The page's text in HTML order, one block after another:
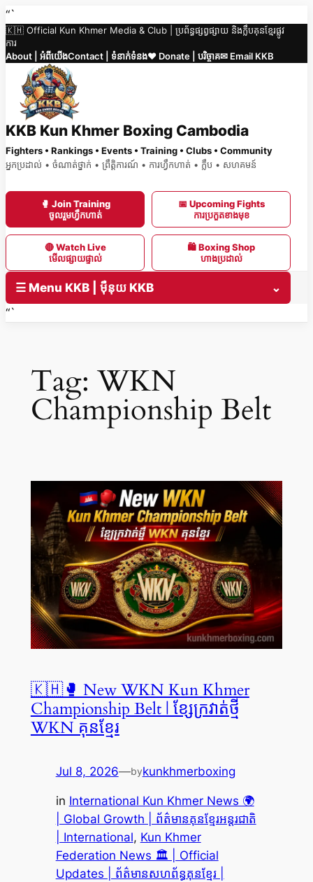
Skip
to
content
“`
🇰🇭 Official Kun Khmer Media & Club | ប្រព័ន្ធផ្សព្វផ្សាយ និងក្លឹបគុនខ្មែរផ្លូវ
ការ
About | អំពីយើងContact | ទំនាក់ទំនង❤️ Donate | បរិច្ចាគ✉ Email KKB
KKB Kun Khmer Boxing Cambodia
Fighters • Rankings • Events • Training • Clubs • Community
អ្នកប្រដាល់ • ចំណាត់ថ្នាក់ • ព្រឹត្តិការណ៍ • ការហ្វឹកហាត់ • ក្លឹប • សហគមន៍
🥊 Join Training
ចូលរួមហ្វឹកហាត់
📅 Upcoming Fights
ការប្រកួតខាងមុខ
🔴 Watch Live
មើលផ្សាយផ្ទាល់
🛍 Boxing Shop
ហាងប្រដាល់
☰ Menu KKB | ម៉ឺនុយ KKB
⌄
“`
Tag:WKN
Championship Belt
🇰🇭🥊 New WKN Kun Khmer
Championship Belt | ខ្សែក្រវាត់ថ្មី
WKN គុនខ្មែរ
Jul 8, 2026—bykunkhmerboxing
in International Kun Khmer News 🌍
| Global Growth | ព័ត៌មានគុនខ្មែរអន្តរជាតិ
| International, Kun Khmer
Federation News 🏛️ | Official
Updates | ព័ត៌មានសហព័ន្ធគុនខ្មែរ |